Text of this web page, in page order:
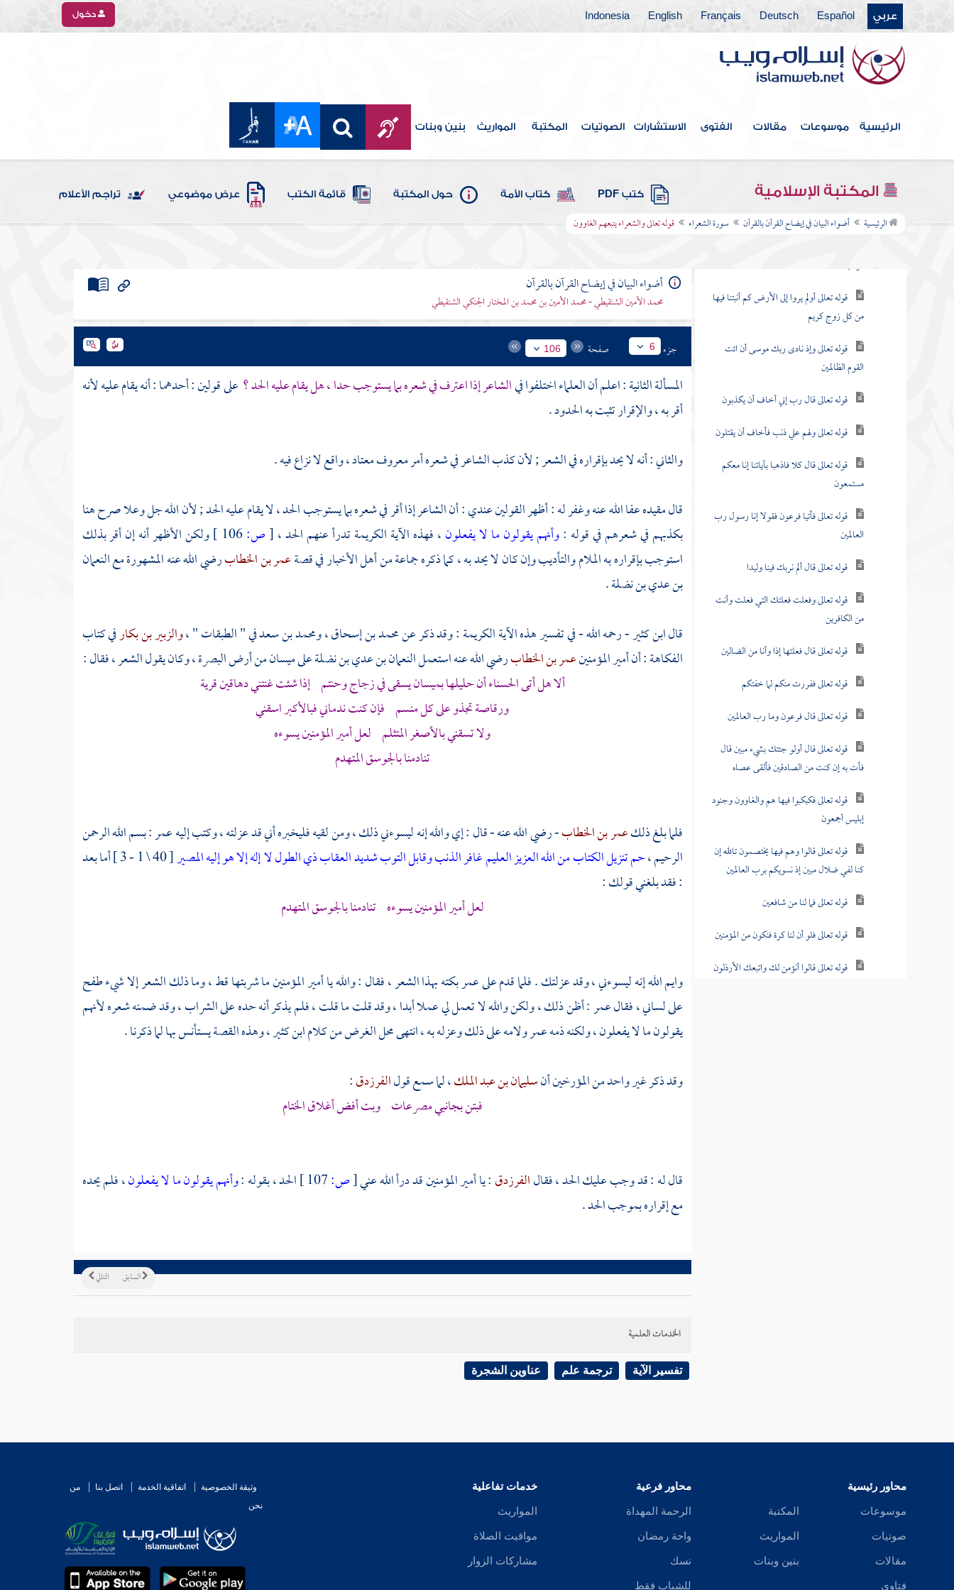
عربي Español
Deutsch
Français
English
Indonesia دخول
الرئيسية موسوعات مقالات الفتوى الاستشارات الصوتيات المكتبة المواريث بنين وبنات
المكتبة الإسلامية كتب PDF كتاب الأمة حول المكتبة قائمة الكتب عرض موضوعي تراجم الأعلام
الرئيسية أضواء البيان في إيضاح القرآن بالقرآن سورة الشعراء قوله تعالى والشعراء يتبعهم الغاوون
سورة طه
سورة الأنبياء
سورة الحج
سورة المؤمنون
سورة النور
سورة الفرقان
سورة الشعراء
مؤمنين
قوله تعالى أولم يروا إلى الأرض كم أنبتنا فيها
من كل زوج كريم
قوله تعالى وإذ نادى ربك موسى أن ائت
القوم الظالمين
قوله تعالى قال رب إني أخاف أن يكذبون
قوله تعالى ولهم علي ذنب فأخاف أن يقتلون
قوله تعالى قال كلا فاذهبا بآياتنا إنا معكم
مستمعون
قوله تعالى فأتيا فرعون فقولا إنا رسول رب
العالمين
قوله تعالى قال ألم نربك فينا وليدا
قوله تعالى وفعلت فعلتك التي فعلت وأنت
من الكافرين
قوله تعالى قال فعلتها إذا وأنا من الضالين
قوله تعالى ففررت منكم لما خفتكم
قوله تعالى قال فرعون وما رب العالمين
قوله تعالى قال أولو جئتك بشيء مبين قال
فأت به إن كنت من الصادقين فألقى عصاه
قوله تعالى فكبكبوا فيها هم والغاوون وجنود
إبليس أجمعون
قوله تعالى قالوا وهم فيها يختصمون تالله إن
كنا لفي ضلال مبين إذ نسويكم برب العالمين
قوله تعالى فما لنا من شافعين
قوله تعالى فلو أن لنا كرة فنكون من المؤمنين
قوله تعالى قالوا أنؤمن لك واتبعك الأرذلون
المعذبين
أضواء البيان في إيضاح القرآن بالقرآن
محمد الأمين الشنقيطي - محمد الأمين بن محمد بن المختار الجنكي الشنقيطي
جزء 6 صفحة 106
المسألة الثانية : اعلم أن العلماء اختلفوا فيالشاعر إذا اعترف في شعره بما يستوجب حدا ، هل يقام عليه الحد ؟ على قولين : أحدهما : أنه يقام عليه لأنه
أقر به ، والإقرار تثبت به الحدود .
والثاني : أنه لا يحد بإقراره في الشعر ; لأن كذب الشاعر في شعره أمر معروف معتاد ، واقع لا نزاع فيه .
قال مقيده عفا الله عنه وغفر له : أظهر القولين عندي : أن الشاعر إذا أقر في شعره بما يستوجب الحد ، لا يقام عليه الحد ; لأن الله جل وعلا صرح هنا
بكذبهم في شعرهم في قوله :وأنهم يقولون ما لا يفعلون، فهذه الآية الكريمة تدرأ عنهم الحد ،[ص:
ولكن الأظهر أنه إن أقر بذلك
استوجب بإقراره به الملام والتأديب وإن كان لا يحد به ، كما ذكره جماعة من أهل الأخبار في قصةعمر بن الخطابرضي الله عنه المشهورة معالنعمان
بن عدي بن نضلة.
قالابن كثير- رحمه الله - في تفسير هذه الآية الكريمة : وقد ذكر عنمحمد بن إسحاق،ومحمد بن سعدفي " الطبقات " ،والزبير بن بكارفي كتاب
الفكاهة : أن أمير المؤمنينعمر بن الخطابرضي الله عنه استعملالنعمان بن عدي بن نضلةعلى ميسان من أرضالبصرة، وكان يقول الشعر ، فقال :
ألا هل أتى الحسناء أن حليلهابميسانيسقى في زجاج وحنتم إذا شئت غنتني دهاقين قرية
ورقاصة تجذو على كل منسم فإن كنت ندماني فبالأكبر اسقني
ولا تسقني بالأصغر المتثلم لعل أمير المؤمنين يسوءه
تنادمنا بالجوسق المتهدم
فلما بلغ ذلكعمر بن الخطاب- رضي الله عنه - قال : إي والله إنه ليسوءني ذلك ، ومن لقيه فليخبره أني قد عزلته ، وكتب إليهعمر: بسم الله الرحمن
الرحيم ،حمتنزيل الكتاب من الله العزيز العليمغافر الذنب وقابل التوب شديد العقاب ذي الطول لا إله إلا هو إليه المصير
[ 40 \ 1 - 3 ] أما بعد
: فقد بلغني قولك :
لعل أمير المؤمنين يسوءه تنادمنا بالجوسق المتهدم
وايم الله إنه ليسوءني ، وقد عزلتك . فلما قدم علىعمربكته بهذا الشعر ، فقال : والله يا أمير المؤمنين ما شربتها قط ، وما ذلك الشعر إلا شيء طفح
على لساني ، فقالعمر: أظن ذلك ، ولكن والله لا تعمل لي عملا أبدا ، وقد قلت ما قلت ، فلم يذكر أنه حده على الشراب ، وقد ضمنه شعره لأنهم
يقولون ما لا يفعلون ، ولكنه ذمهعمرولامه على ذلك وعزله به ، انتهى محل الغرض من كلامابن كثير، وهذه القصة يستأنس بها لما ذكرنا .
وقد ذكر غير واحد من المؤرخين أنسليمان بن عبد الملك، لما سمع قولالفرزدق:
فبتن بجانبي مصرعات وبت أفض أغلاق الختام
قال له : قد وجب عليك الحد ، فقالالفرزدق: يا أمير المؤمنين قد درأ الله عني[ص: الحد ، بقوله :وأنهم يقولون ما لا يفعلون، فلم يحده
مع إقراره بموجب الحد .
التالي السابق
الخدمات العلمية
تفسير الآية ترجمة علم عناوين الشجرة
محاور رئيسية
موسوعات
صوتيات
مقالات
فتاوى
المكتبة
المواريث
بنين وبنات
محاور فرعية
الرحمة المهداة
واحة رمضان
نسك
للشباب فقط
خدمات تفاعلية
المواريث
مواقيت الصلاة
مشاركات الزوار
وثيقة الخصوصية اتفاقية الخدمة اتصل بنا
من
نحن